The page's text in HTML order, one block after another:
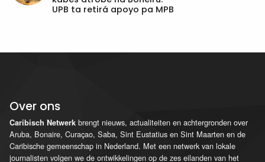
UPB ta retirá apoyo pa MPB
Over ons
Caribisch Netwerk brengt nieuws, actualiteiten en achtergronden over
Aruba, Bonaire, Curaçao, Saba, Sint Eustatius en Sint Maarten en de
Caribische gemeenschap in Nederland. Met een netwerk van lokale
journalisten volgen we de ontwikkelingen op de zes eilanden van het